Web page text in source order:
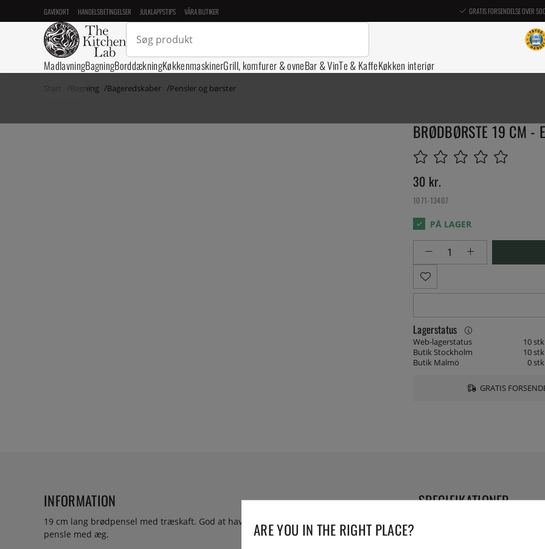
GAVEKORT HANDELSBETINGELSER JULKLAPPSTIPS VÅRA BUTIKER GRATIS FORSENDELSE OVER
MadlavningBagningBorddækningKøkkenmaskinerGrill, komfurer & ovneBar & VinTe & KaffeKøkken interiør
Start Bagning Bageredskaber Pensler og børster
BRØDBØRSTE 19 CM -
30 kr.
1071-13407
Lagerstatus
Web-lagerstatus
10
Butik Stockholm
10
Butik Malmö
0
GRATIS
INFORMATION
19 cm lang brødpensel med træskaft. God at have, når du bager og for eksempel vil
pensle med æg.
SPECIFIKATIONER
ARE YOU IN THE RIGHT PLACE?